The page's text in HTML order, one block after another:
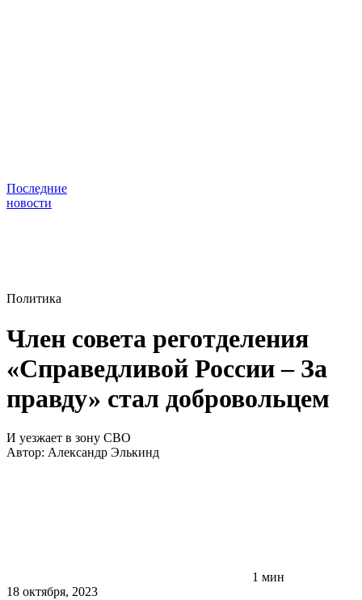
Последние
новости
Политика
Член совета реготделения
«Справедливой России – За
правду» стал добровольцем
И уезжает в зону СВО
Автор: Александр Элькинд
1 мин
18 октября, 2023